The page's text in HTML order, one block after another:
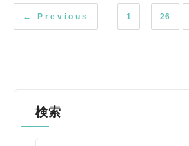
← Previous 1 … 26
検索